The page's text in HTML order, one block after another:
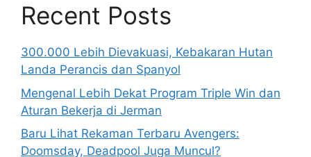
Recent Posts
300.000 Lebih Dievakuasi, Kebakaran Hutan
Landa Perancis dan Spanyol
Mengenal Lebih Dekat Program Triple Win dan
Aturan Bekerja di Jerman
Baru Lihat Rekaman Terbaru Avengers:
Doomsday, Deadpool Juga Muncul?